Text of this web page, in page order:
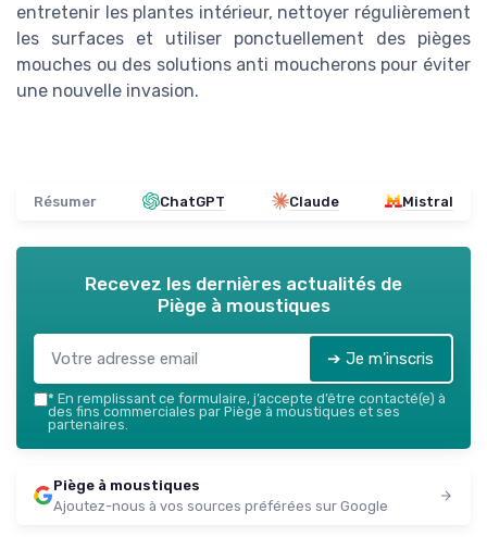
entretenir les plantes intérieur, nettoyer régulièrement
les surfaces et utiliser ponctuellement des pièges
mouches ou des solutions anti moucherons pour éviter
une nouvelle invasion.
Résumer ChatGPT Claude Mistral
Recevez les dernières actualités de
Piège à moustiques
➔ Je m'inscris
* En remplissant ce formulaire, j’accepte d’être contacté(e) à
des fins commerciales par Piège à moustiques et ses
partenaires.
Piège à moustiques
Ajoutez-nous à vos sources préférées sur Google